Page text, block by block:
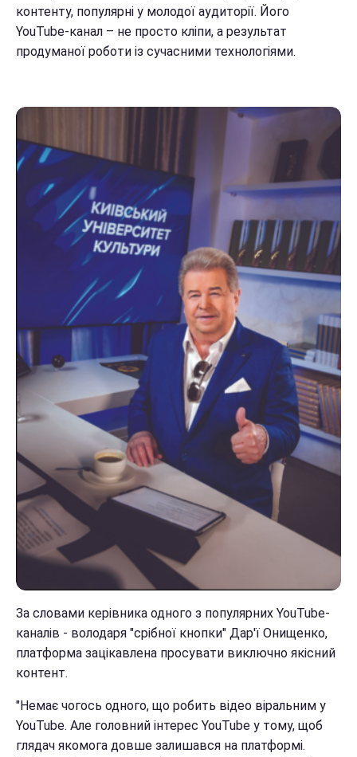
контенту, популярні у молодої аудиторії. Його
YouTube-канал – не просто кліпи, а результат
продуманої роботи із сучасними технологіями.
За словами керівника одного з популярних YouTube-
каналів - володаря "срібної кнопки" Дар'ї Онищенко,
платформа зацікавлена просувати виключно якісний
контент.
"Немає чогось одного, що робить відео віральним у
YouTube. Але головний інтерес YouTube у тому, щоб
глядач якомога довше залишався на платформі.